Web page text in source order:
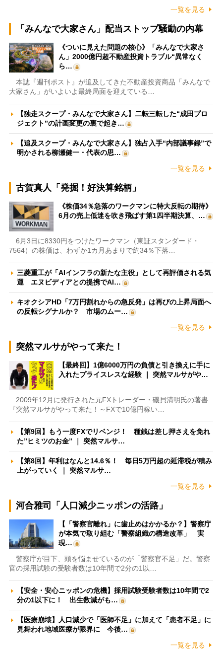
一覧を見る
「みんなで大家さん」配当ストップ騒動の内幕
《ついに見えた問題の核心》「みんなで大家さ
ん」2000億円超不動産投資トラブル“異常なく
ら…
本誌『週刊ポスト』が追及してきた不動産投資商品「みんなで
大家さん」がいよいよ最終局面を迎えている…
【独走スクープ・みんなで大家さん】二転三転した“成田プロ
ジェクト”の計画変更の裏で起き…
【追及スクープ・みんなで大家さん】独占入手“内部議事録”で
明かされる柳瀬健一・代表の思…
一覧を見る
古賀真人「発掘！好決算銘柄」
《株価34％急落のワークマンに特大反転の期待》
6月の売上低迷を吹き飛ばす第1四半期決算、…
6月3日に8330円をつけたワークマン（東証スタンダード・
7564）の株価は、わずか1カ月あまりで約34％下落…
三菱重工が「AIインフラの新たな主役」として再評価される気
運 エヌビディアとの提携でAI…
キオクシアHD「7万円割れからの急反発」は再びの上昇局面へ
の反転シグナルか？ 市場のムー…
一覧を見る
突然マルサがやって来た！
【最終回】1億6000万円の負債と引き換えに手に
入れたプライスレスな経験 ｜ 突然マルサがや…
2009年12月に発行された元FXトレーダー・磯貝清明氏の著書
『突然マルサがやって来た！～FXで10億円稼い…
【第9回】もう一度FXでリベンジ！ 種銭は差し押さえを免れ
た”ヒミツのお金” ｜ 突然マルサ…
【第8回】年利はなんと14.6％！ 毎日5万円超の延滞税が積み
上がっていく ｜ 突然マルサ…
一覧を見る
河合雅司「人口減少ニッポンの活路」
【「警察官離れ」に歯止めはかかるか？】警察庁
が本気で取り組む「警察組織の構造改革」 実
現…
警察庁が目下、頭を悩ませているのが「警察官不足」だ。警察
官の採用試験の受験者数は10年間で2分の1以…
【安全・安心ニッポンの危機】採用試験受験者数は10年間で2
分の1以下に！ 出生数減がも…
【医療崩壊】人口減少で「医師不足」に加えて「患者不足」に
見舞われ地域医療が限界に 今後…
一覧を見る